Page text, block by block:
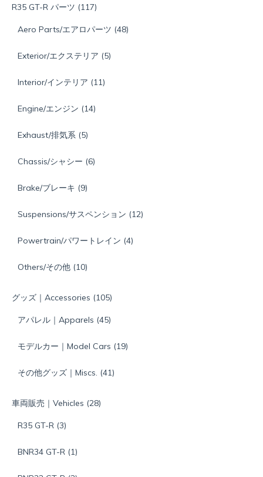
R35 GT-R パーツ (117)
Aero Parts/エアロパーツ (48)
Exterior/エクステリア (5)
Interior/インテリア (11)
Engine/エンジン (14)
Exhaust/排気系 (5)
Chassis/シャシー (6)
Brake/ブレーキ (9)
Suspensions/サスペンション (12)
Powertrain/パワートレイン (4)
Others/その他 (10)
グッズ｜Accessories (105)
アパレル｜Apparels (45)
モデルカー｜Model Cars (19)
その他グッズ｜Miscs. (41)
車両販売｜Vehicles (28)
R35 GT-R (3)
BNR34 GT-R (1)